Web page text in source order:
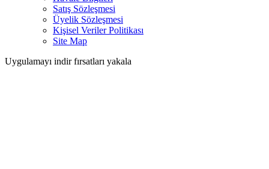
Satış Sözleşmesi
Üyelik Sözleşmesi
Kişisel Veriler Politikası
Site Map
Uygulamayı indir fırsatları yakala